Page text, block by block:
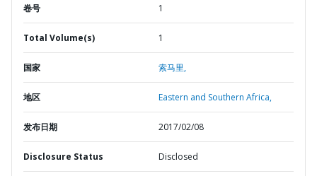
卷号 1
Total Volume(s) 1
国家 索马里,
地区 Eastern and Southern Africa,
发布日期 2017/02/08
Disclosure Status Disclosed